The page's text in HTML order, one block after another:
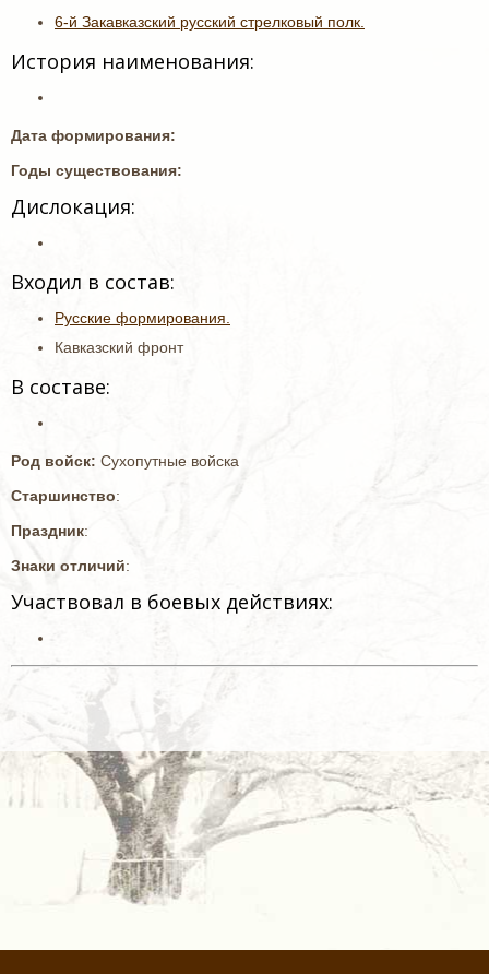
6-й Закавказский русский стрелковый полк.
История наименования:
Дата формирования:
Годы существования:
Дислокация:
Входил в состав:
Русские формирования.
Кавказский фронт
В составе:
Род войск: Сухопутные войска
Старшинство:
Праздник:
Знаки отличий:
Участвовал в боевых действиях: